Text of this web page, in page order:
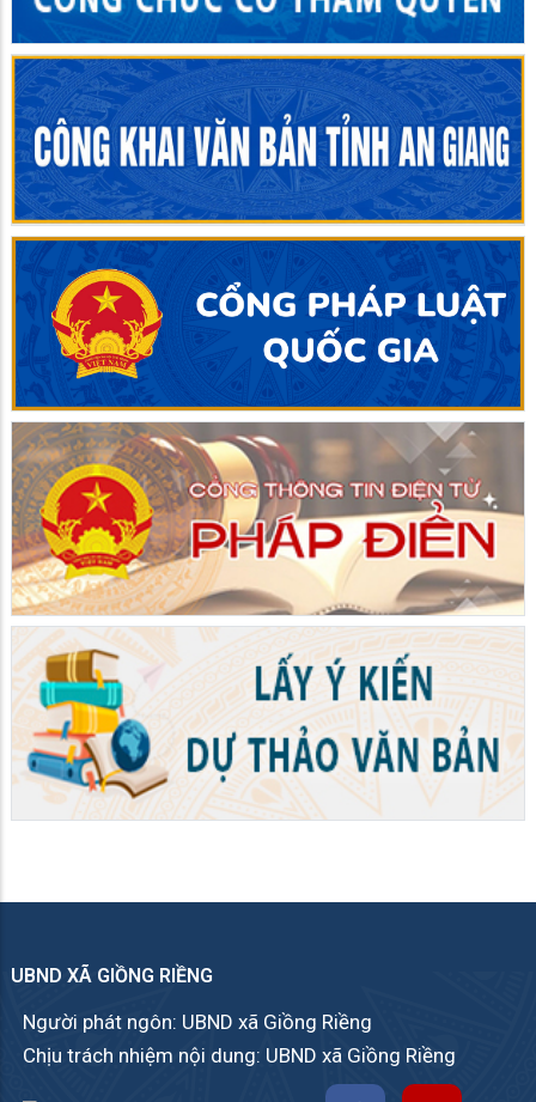
Đồng chí Danh Phúc dự kỳ họp HĐND xã Giồng Riềng lần
thứ Tư (kỳ họp Thường lệ giữa năm 2026) (07 nghị quyết
đã được thông qua tại kỳ họp)
UBND xã Giồng Riềng họp thành viên UBND xã thường kỳ
tháng 7 năm 2026 (Mở rộng)
Chủ tịch UBND xã Giồng Riềng thăm, tặng quà gia đình
chính sách nhân kỷ niệm Ngày Thương binh - Liệt sĩ
Lễ dâng hương, thắp nến tri ân các Anh hùng liệt sĩ nhân kỷ
niệm 79 năm Ngày Thương binh - Liệt sĩ
Chủ tịch HĐND xã Giồng Riềng thăm, tặng quà gia đình
chính sách nhân kỷ niệm Ngày Thương binh - Liệt sĩ